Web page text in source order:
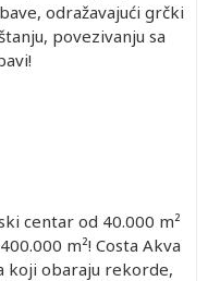
odražavajući grčki
povezivanju sa
centar od 40.000 m²
m²! Costa Akva
koji obaraju rekorde,